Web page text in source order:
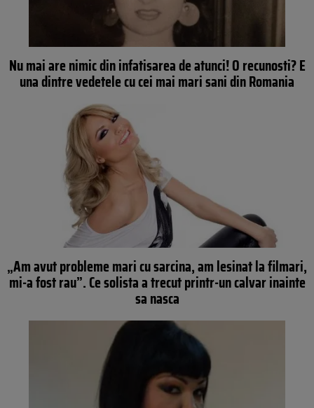
Nu mai are nimic din infatisarea de atunci! O recunosti? E
una dintre vedetele cu cei mai mari sani din Romania
„Am avut probleme mari cu sarcina, am lesinat la filmari,
mi-a fost rau”. Ce solista a trecut printr-un calvar inainte
sa nasca